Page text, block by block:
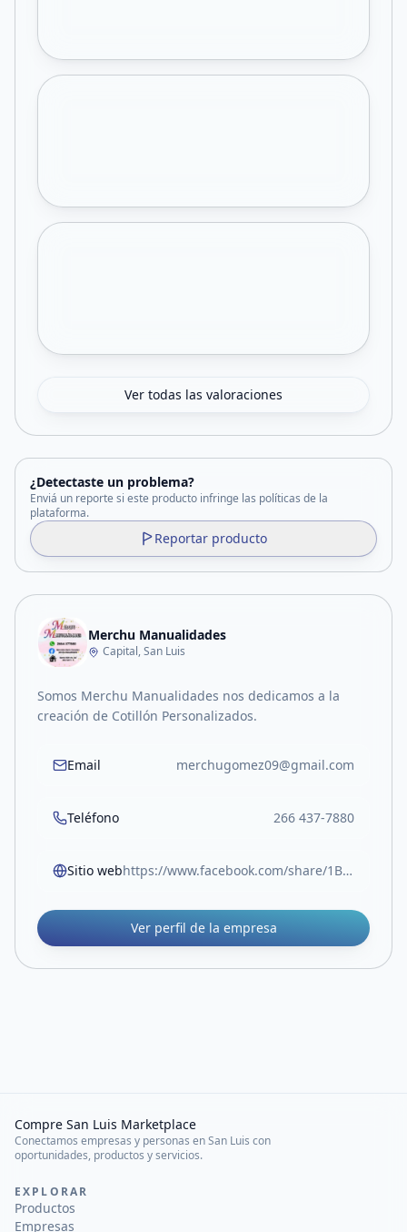
Ver todas las valoraciones
¿Detectaste un problema?
Enviá un reporte si este producto infringe las políticas de la
plataforma.
Reportar producto
Merchu Manualidades
Capital, San Luis
Somos Merchu Manualidades nos dedicamos a la
creación de Cotillón Personalizados.
Email merchugomez09@gmail.com
Teléfono 266 437-7880
Sitio web https://www.facebook.com/share/1BKLPY8vB1/
Ver perfil de la empresa
Compre San Luis Marketplace
Conectamos empresas y personas en San Luis con
oportunidades, productos y servicios.
EXPLORAR
Productos
Empresas